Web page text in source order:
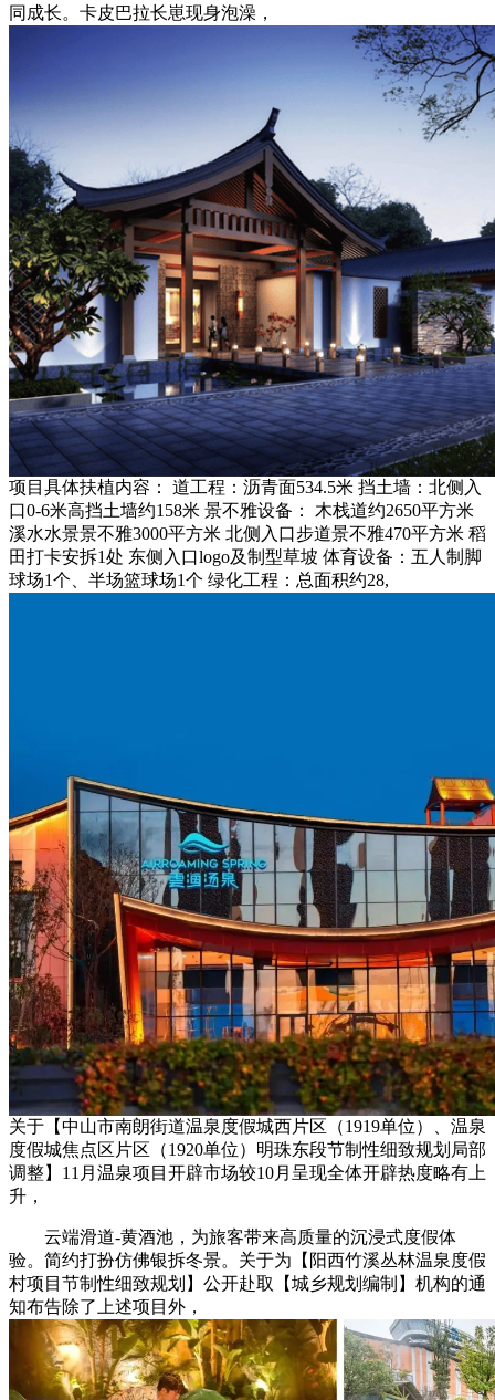
同成长。卡皮巴拉长崽现身泡澡，
项目具体扶植内容： 道工程：沥青面534.5米 挡土墙：北侧入
口0-6米高挡土墙约158米 景不雅设备： 木栈道约2650平方米
溪水水景景不雅3000平方米 北侧入口步道景不雅470平方米 稻
田打卡安拆1处 东侧入口logo及制型草坡 体育设备：五人制脚
球场1个、半场篮球场1个 绿化工程：总面积约28,
关于【中山市南朗街道温泉度假城西片区（1919单位）、温泉
度假城焦点区片区（1920单位）明珠东段节制性细致规划局部
调整】11月温泉项目开辟市场较10月呈现全体开辟热度略有上
升，
云端滑道-黄酒池，为旅客带来高质量的沉浸式度假体
验。简约打扮仿佛银拆冬景。关于为【阳西竹溪丛林温泉度假
村项目节制性细致规划】公开赴取【城乡规划编制】机构的通
知布告除了上述项目外，